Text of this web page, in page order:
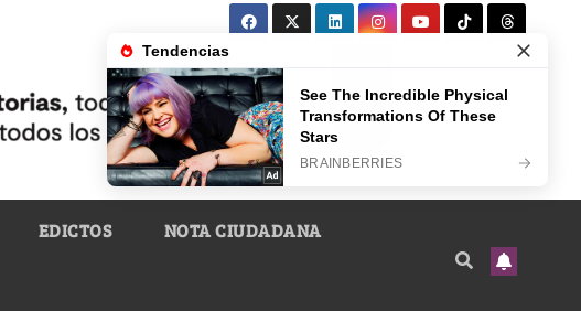
EDICTOS NOTA CIUDADANA